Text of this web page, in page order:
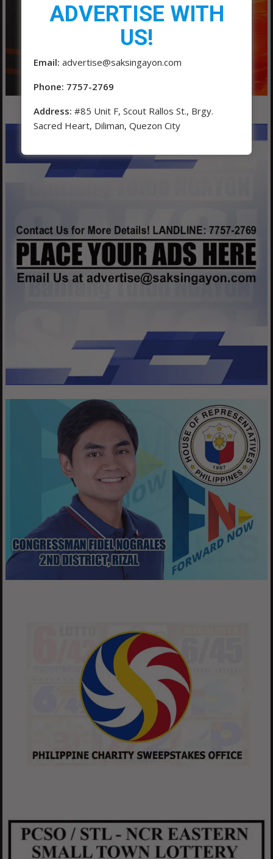
ADVERTISE WITH
US!
Email: advertise@saksingayon.com
Phone: 7757-2769
Address: #85 Unit F, Scout Rallos St., Brgy.
Sacred Heart, Diliman, Quezon City